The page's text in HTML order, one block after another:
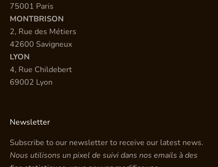
75001 Paris
MONTBRISON
2, Rue des Métiers
42600 Savigneux
LYON
4, Rue Childebert
69002 Lyon
Newsletter
Subscribe to our newsletter to receive our latest news.
Nous utilisons un pixel de suivi dans nos emails à des